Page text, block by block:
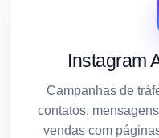
Instagram
Campanhas de
contatos,
vendas com